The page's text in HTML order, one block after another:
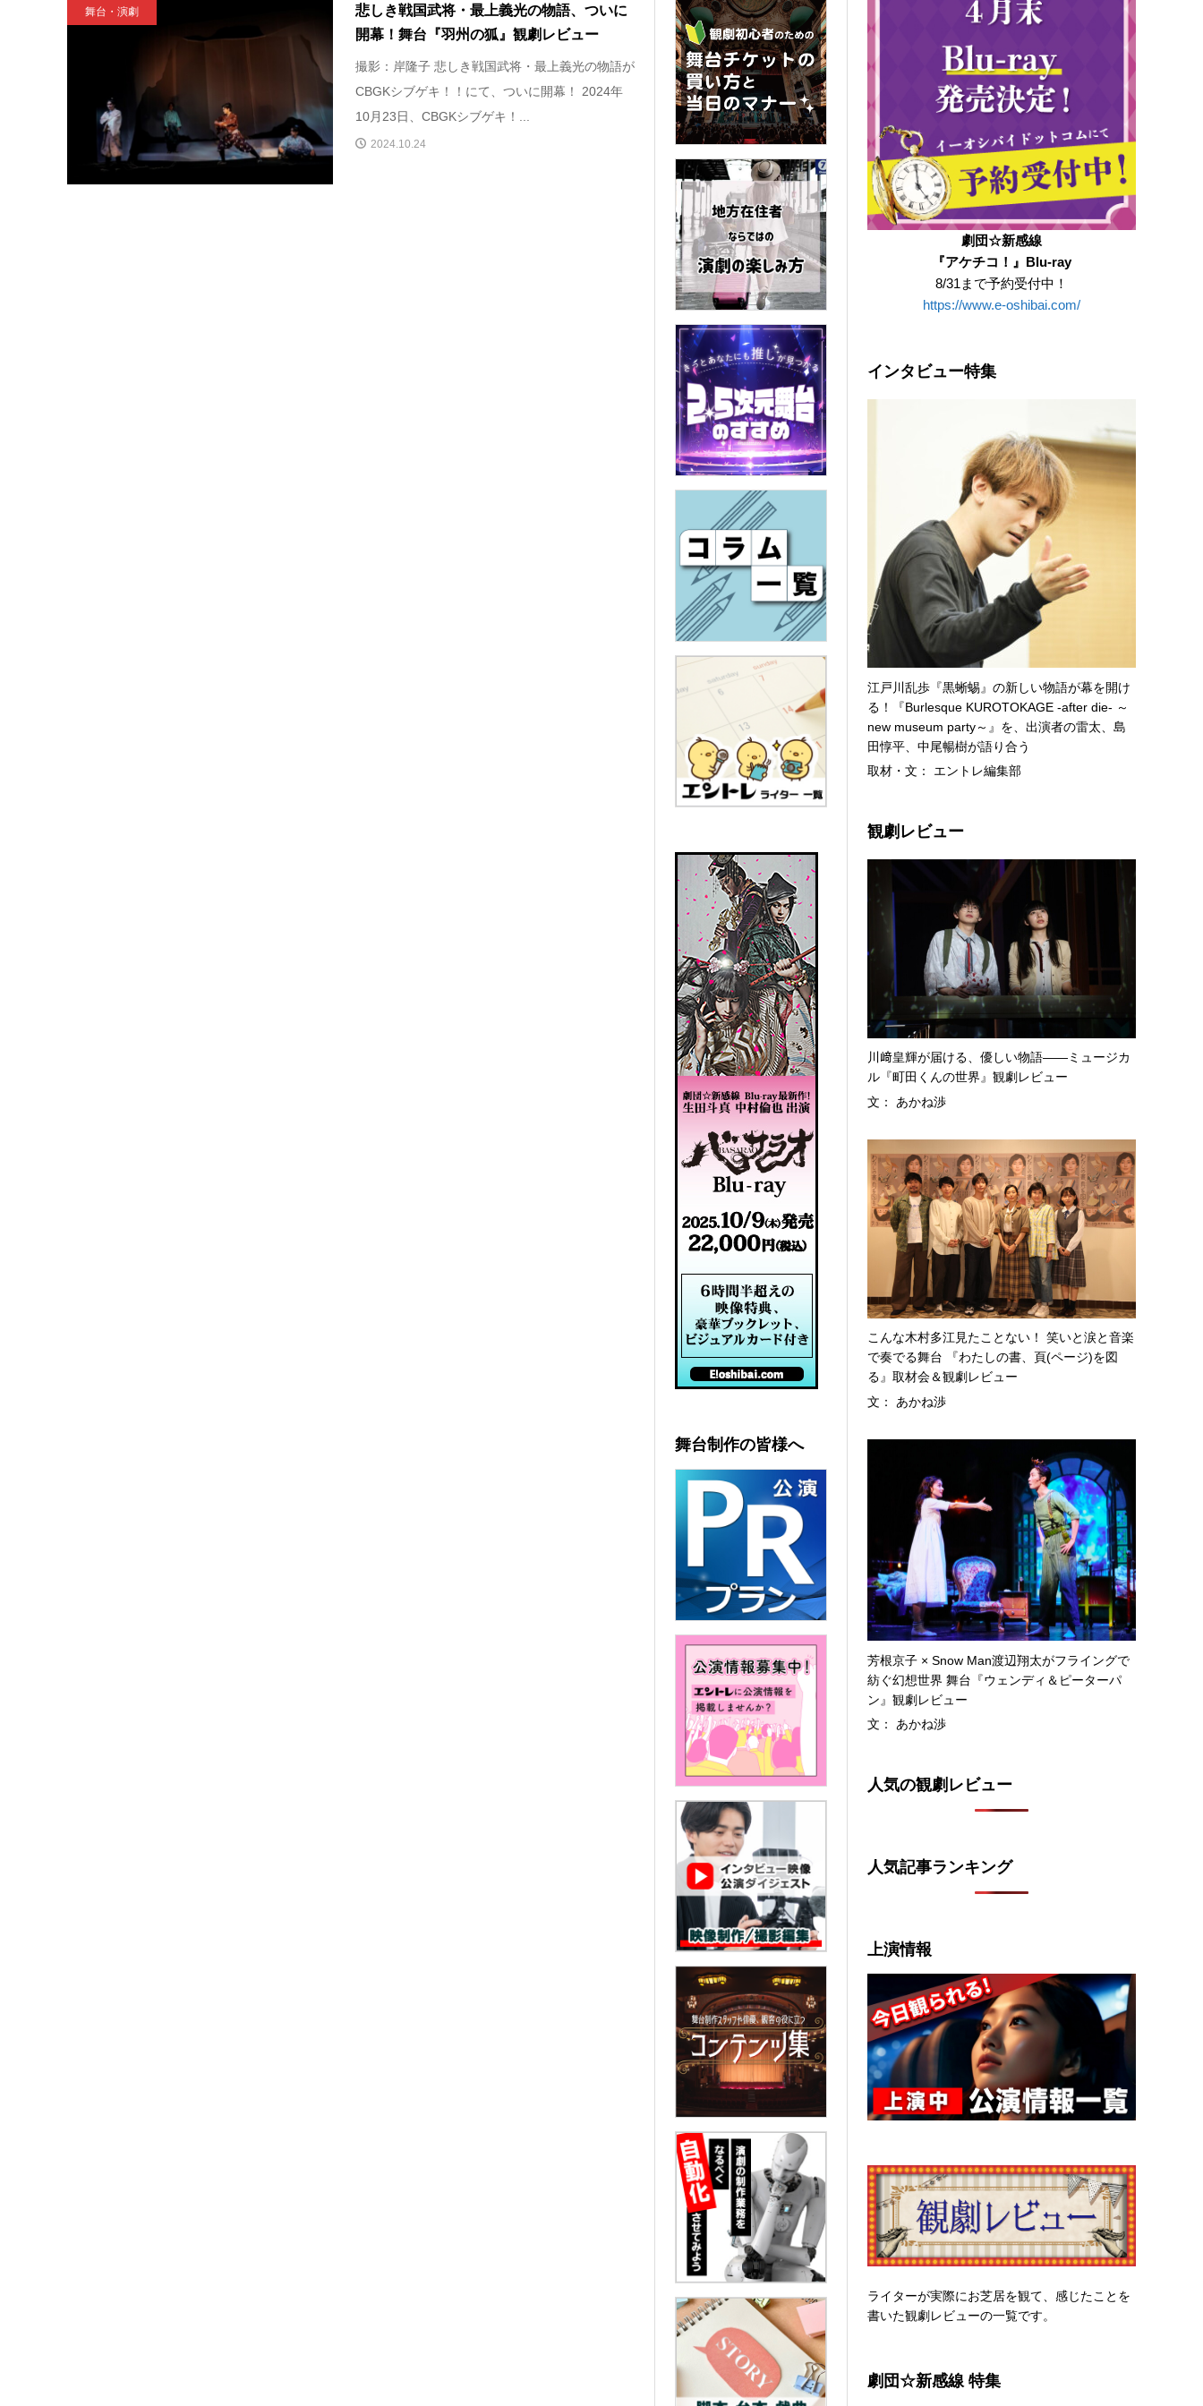
舞台・演劇
悲しき戦国武将・最上義光の物語、ついに
開幕！舞台『羽州の狐』観劇レビュー
撮影：岸隆子 悲しき戦国武将・最上義光の物語が
CBGKシブゲキ！！にて、ついに開幕！ 2024年
10月23日、CBGKシブゲキ！...
2024.10.24
劇団☆新感線
『アケチコ！』Blu-ray
8/31まで予約受付中！
https://www.e-oshibai.com/
インタビュー特集
江戸川乱歩『黒蜥蜴』の新しい物語が幕を開け
る！『Burlesque KUROTOKAGE -after die- ～
new museum party～』を、出演者の雷太、島
田惇平、中尾暢樹が語り合う
取材・文： エントレ編集部
観劇レビュー
川﨑皇輝が届ける、優しい物語――ミュージカ
ル『町田くんの世界』観劇レビュー
文： あかね渉
こんな木村多江見たことない！ 笑いと涙と音楽
で奏でる舞台 『わたしの書、頁(ページ)を図
る』取材会＆観劇レビュー
文： あかね渉
芳根京子 × Snow Man渡辺翔太がフライングで
紡ぐ幻想世界 舞台『ウェンディ＆ピーターパ
ン』観劇レビュー
文： あかね渉
人気の観劇レビュー
人気記事ランキング
上演情報
ライターが実際にお芝居を観て、感じたことを
書いた観劇レビューの一覧です。
劇団☆新感線 特集
舞台制作の皆様へ